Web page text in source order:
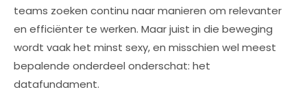
teams zoeken continu naar manieren om relevanter
en efficiënter te werken. Maar juist in die beweging
wordt vaak het minst sexy, en misschien wel meest
bepalende onderdeel onderschat: het
datafundament.